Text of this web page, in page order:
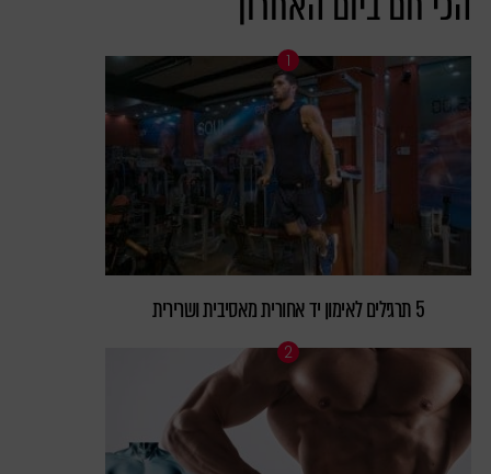
5 תרגילים לאימון יד אחורית מאסיבית ושרירית